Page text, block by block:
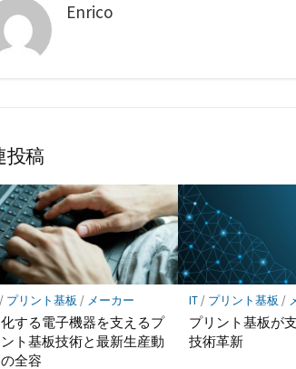
Enrico
投稿
/ プリント基板/ メーカー
する電子機器を支えるプ
ント基板技術と最新生産動
全容
IT/ プリント基板/
プリント基板が
技術革新